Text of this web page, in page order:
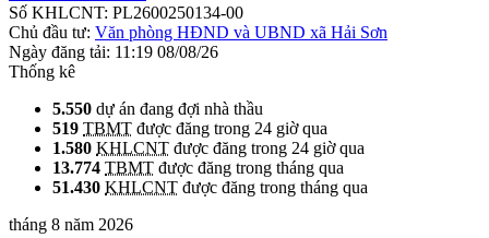
Số KHLCNT: PL2600250134-00
Chủ đầu tư: Văn phòng HĐND và UBND xã Hải Sơn
Ngày đăng tải: 11:19 08/08/26
Thống kê
5.550 dự án đang đợi nhà thầu
519 TBMT được đăng trong 24 giờ qua
1.580 KHLCNT được đăng trong 24 giờ qua
13.774 TBMT được đăng trong tháng qua
51.430 KHLCNT được đăng trong tháng qua
tháng 8 năm 2026